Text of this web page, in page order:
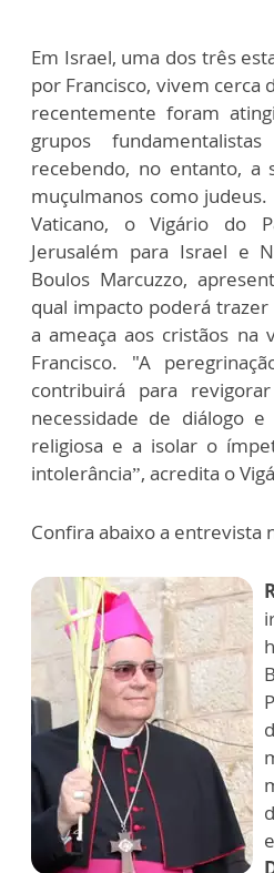
Em Israel, uma dos três
por Francisco, vivem cerca
recentemente foram
grupos
recebendo, no entanto, a
muçulmanos como
Vaticano, o Vigário do
Jerusalém para Israel e
Boulos Marcuzzo,
qual impacto poderá trazer
a ameaça aos cristãos na
Francisco. "A
contribuirá para
necessidade de diálogo
religiosa e a isolar o
intolerância”, acredita o
Confira abaixo a entrevista